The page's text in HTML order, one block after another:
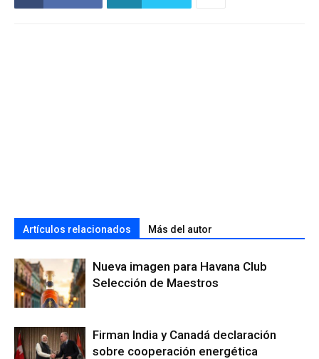
Artículos relacionados Más del autor
Nueva imagen para Havana Club
Selección de Maestros
Firman India y Canadá declaración
sobre cooperación energética